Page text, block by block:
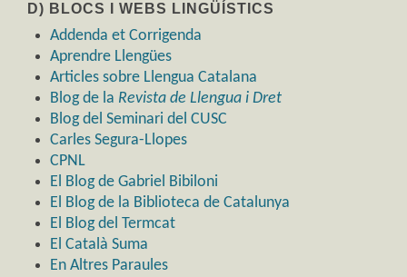
D) BLOCS I WEBS LINGÜÍSTICS
Addenda et Corrigenda
Aprendre Llengües
Articles sobre Llengua Catalana
Blog de la Revista de Llengua i Dret
Blog del Seminari del CUSC
Carles Segura-Llopes
CPNL
El Blog de Gabriel Bibiloni
El Blog de la Biblioteca de Catalunya
El Blog del Termcat
El Català Suma
En Altres Paraules